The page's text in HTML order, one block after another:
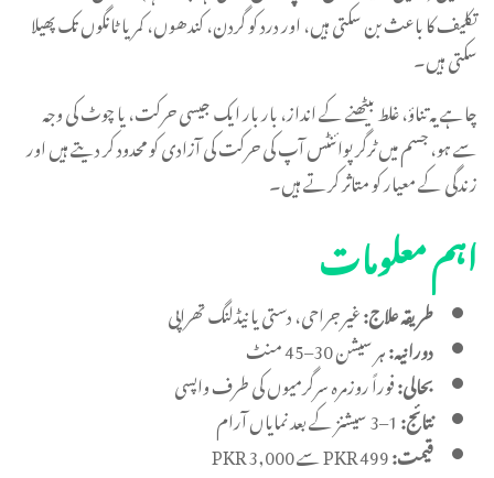
تکلیف کا باعث بن سکتی ہیں، اور درد کو گردن، کندھوں، کمر یا ٹانگوں تک پھیلا
سکتی ہیں۔
چاہے یہ تناؤ، غلط بیٹھنے کے انداز، بار بار ایک جیسی حرکت، یا چوٹ کی وجہ
سے ہو، جسم میں ٹرگر پوائنٹس آپ کی حرکت کی آزادی کو محدود کر دیتے ہیں اور
زندگی کے معیار کو متاثر کرتے ہیں۔
اہم معلومات
طریقہ علاج:غیر جراحی، دستی یا نیڈلنگ تھراپی
دورانیہ:ہر سیشن 30–45 منٹ
بحالی:فوراً روزمرہ سرگرمیوں کی طرف واپسی
نتائج:1–3 سیشنز کے بعد نمایاں آرام
قیمت: